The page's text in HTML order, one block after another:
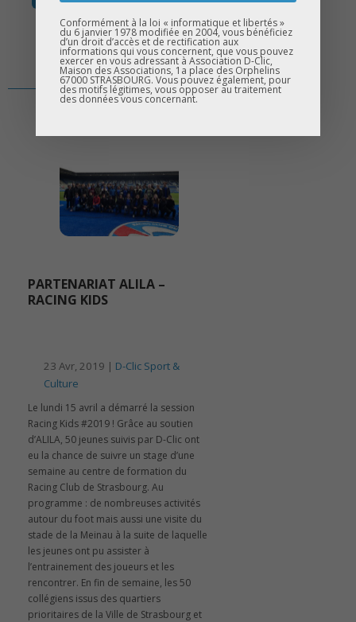
PARTENARIAT ALILA –
RACING KIDS
23 Avr, 2019 | D-Clic Sport &
Culture
Le lundi 15 avril a démarré la session
Racing Kids #2019 ! Grâce au soutien
d’ALILA, 50 jeunes suivis par D-Clic ont
eu la chance de suivre un stage d’une
semaine au centre de formation du
Racing Club de Strasbourg. Au
programme : de nombreuses activités
autour du foot mais aussi une visite du
stade de la Meinau à la suite de laquelle
les jeunes ont pu assister à
l’entrainement des joueurs et les
rencontrer. En fin de semaine, les 50
collégiens issus des quartiers
prioritaires de la Ville de Strasbourg et
Conformément à la loi « informatique et libertés »
du 6 janvier 1978 modifiée en 2004, vous bénéficiez
d’un droit d’accès et de rectification aux
informations qui vous concernent, que vous pouvez
exercer en vous adressant à Association D-Clic,
Maison des Associations, 1a place des Orphelins
67000 STRASBOURG. Vous pouvez également, pour
des motifs légitimes, vous opposer au traitement
des données vous concernant.